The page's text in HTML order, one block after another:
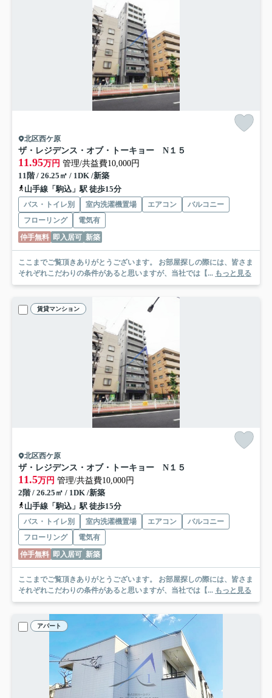
北区西ケ原
ザ・レジデンス・オブ・トーキョー N１５
11.95万円 管理/共益費10,000円
11階 / 26.25㎡ / 1DK /新築
山手線「駒込」駅 徒歩15分
バス・トイレ別 室内洗濯機置場 エアコン
バルコニー
フローリング
電気有
仲手無料 即入居可 新築
ここまでご覧頂きありがとうございます。 お部屋探しの際には、皆さま
それぞれこだわりの条件があると思いますが、当社では【... もっと見る
賃貸マンション
北区西ケ原
ザ・レジデンス・オブ・トーキョー N１５
11.5万円 管理/共益費10,000円
2階 / 26.25㎡ / 1DK /新築
山手線「駒込」駅 徒歩15分
バス・トイレ別 室内洗濯機置場 エアコン
バルコニー
フローリング
電気有
仲手無料 即入居可 新築
ここまでご覧頂きありがとうございます。 お部屋探しの際には、皆さま
それぞれこだわりの条件があると思いますが、当社では【... もっと見る
アパート